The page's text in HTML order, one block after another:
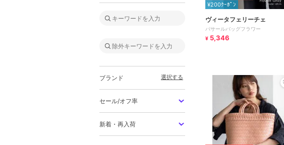
ブランド 選択する
セール/オフ率
新着・再入荷
¥200ｸｰﾎﾟﾝ
ヴィータフェリーチェ
パサールバッグフラワー
¥ 5,346